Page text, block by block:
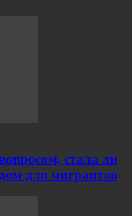
стала ли
для мигрантов